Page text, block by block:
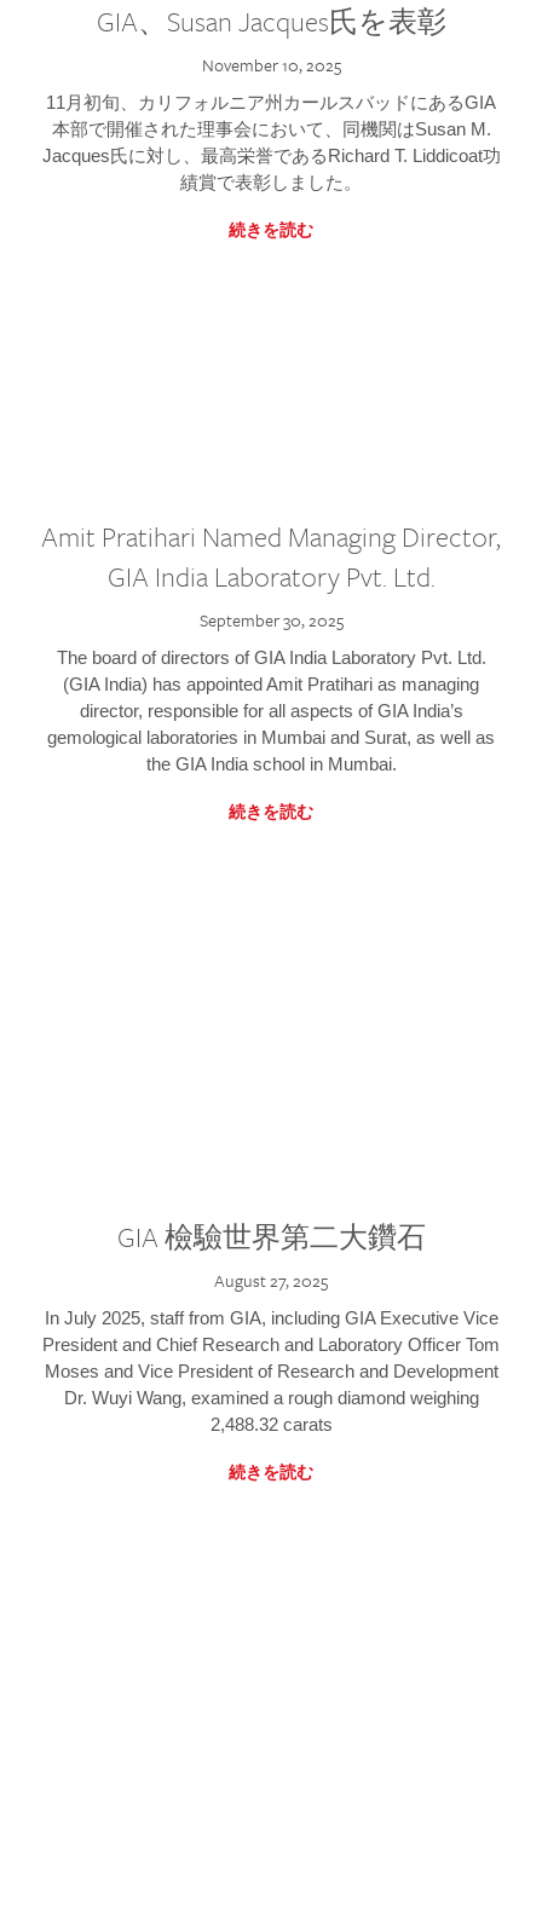
GIA、Susan Jacques氏を表彰
November 10, 2025
11月初旬、カリフォルニア州カールスバッドにあるGIA
本部で開催された理事会において、同機関はSusan M.
Jacques氏に対し、最高栄誉であるRichard T. Liddicoat功
績賞で表彰しました。
続きを読む
Amit Pratihari Named Managing Director,
GIA India Laboratory Pvt. Ltd.
September 30, 2025
The board of directors of GIA India Laboratory Pvt. Ltd.
(GIA India) has appointed Amit Pratihari as managing
director, responsible for all aspects of GIA India’s
gemological laboratories in Mumbai and Surat, as well as
the GIA India school in Mumbai.
続きを読む
GIA 檢驗世界第二大鑽石
August 27, 2025
In July 2025, staff from GIA, including GIA Executive Vice
President and Chief Research and Laboratory Officer Tom
Moses and Vice President of Research and Development
Dr. Wuyi Wang, examined a rough diamond weighing
2,488.32 carats
続きを読む